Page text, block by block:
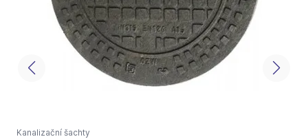
Kanalizační šachty